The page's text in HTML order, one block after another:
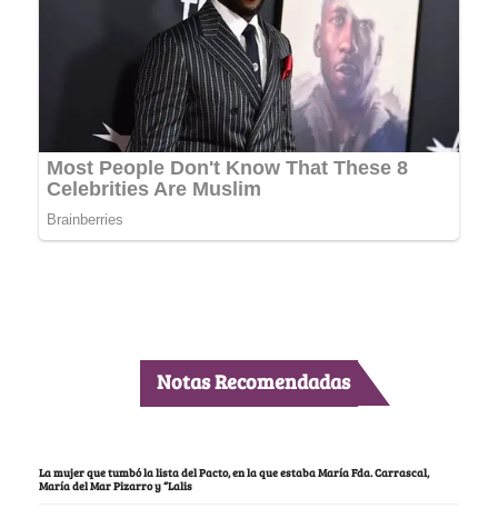
Notas Recomendadas
La mujer que tumbó la lista del Pacto, en la que estaba María Fda. Carrascal,
María del Mar Pizarro y “Lalis